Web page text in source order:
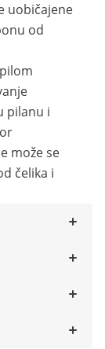
uobičajene
od
pilanu i
može se
čelika i